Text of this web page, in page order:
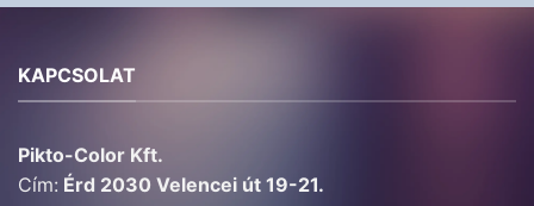
KAPCSOLAT
Pikto-Color Kft.
Cím: Érd 2030 Velencei út 19-21.